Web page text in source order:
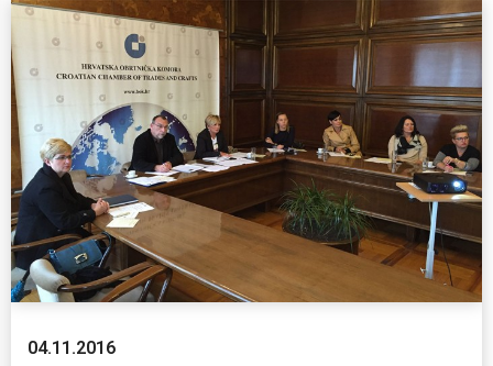
04.11.2016